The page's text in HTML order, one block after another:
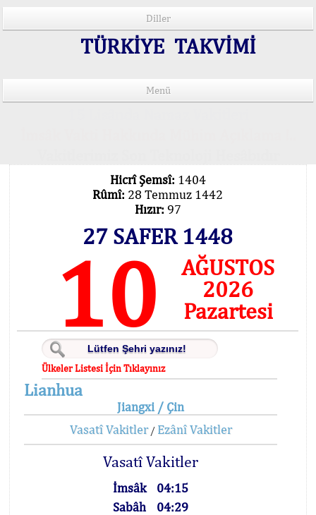
Diller
TÜRKİYE TAKVİMİ
Menü
Hicrî Şemsî: 1404
Rûmî: 28 Temmuz 1442
Hızır: 97
27 SAFER 1448
10
AĞUSTOS
2026
Pazartesi
Ülkeler Listesi İçin Tıklayınız
Lianhua
Jiangxi / Çin
Vasatî Vakitler/ Ezânî Vakitler
Vasatî Vakitler
İmsâk
04:15
Sabâh
04:29